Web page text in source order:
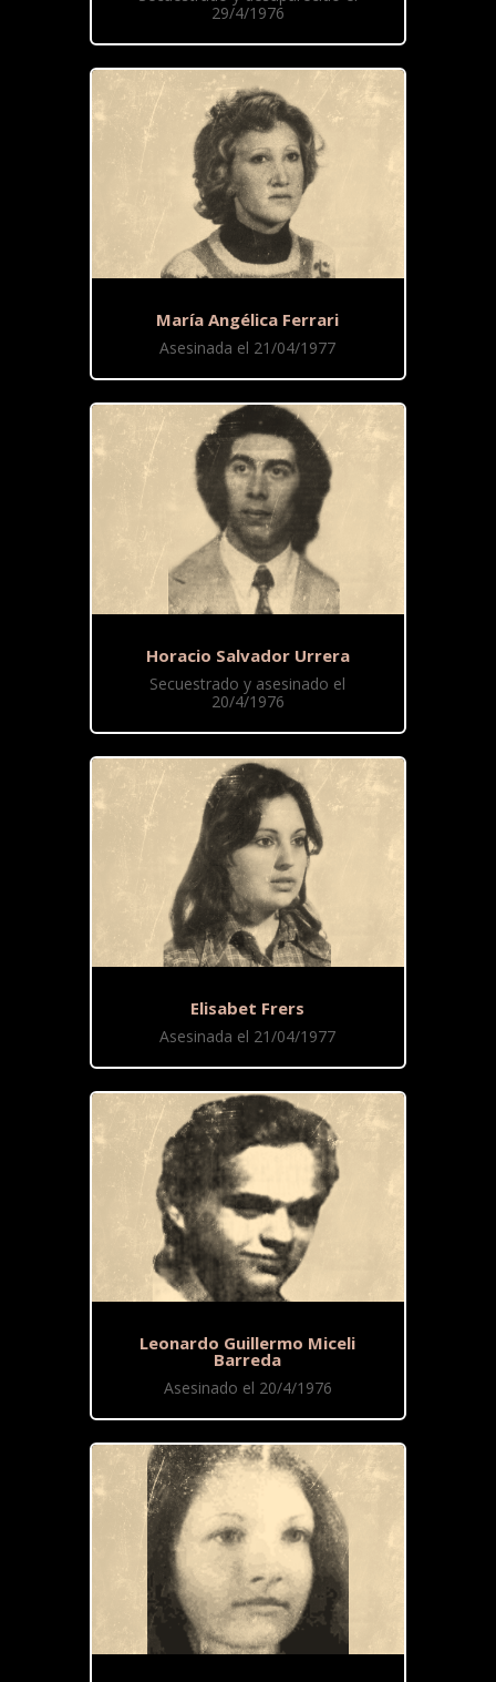
29/4/1976
María Angélica Ferrari
Asesinada el 21/04/1977
Horacio Salvador Urrera
Secuestrado y asesinado el
20/4/1976
Elisabet Frers
Asesinada el 21/04/1977
Leonardo Guillermo Miceli
Barreda
Asesinado el 20/4/1976